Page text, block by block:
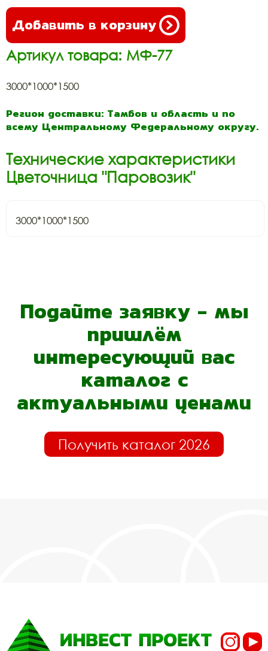
Добавить в корзину
Артикул товара: МФ-77
3000*1000*1500
Регион доставки: Тамбов и область и по
всему Центральному Федеральному округу.
Технические характеристики
Цветочница "Паровозик"
3000*1000*1500
Подайте заявку - мы
пришлём
интересующий вас
каталог с
актуальными ценами
Получить каталог 2026